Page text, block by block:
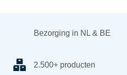
Bezorging in NL & BE
2.500+ producten